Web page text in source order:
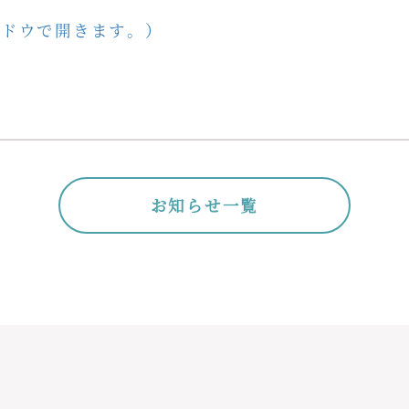
ウで開きます。）
お知らせ一覧